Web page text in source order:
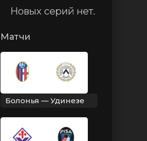
Новых серий нет.
Матчи
Болонья — Удинезе